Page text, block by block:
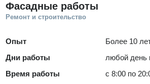
Фасадные работы
Ремонт и строительство
Опыт
Более 10
Дни работы
любой день
Время работы
с 8:00 по